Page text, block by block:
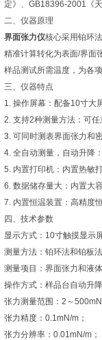
定》、GB18396-2001《
二、仪器原理
界面张力仪核心采用铂环
精准计算转化为表面/界面
样品测试所需温度，为各
三、仪器特点
1. 操作屏幕：配备10寸大
2. 支持2种测量方法：可
3. 可同时测表界面张力和
4. 全自动测量，自动升降
5. 内置打印机：内置热敏
6. 数据储存量大：内置大
7. 内置恒温装置：高精度
四、技术参数
显示方式：10寸触摸显示
测量方法：铂环法和铂板
测量项目：界面张力和液
操作方式：样品台自动升
张力测量范围：2～
张力精度：0.1mN/m；
张力分辨率：0.01mN/m；